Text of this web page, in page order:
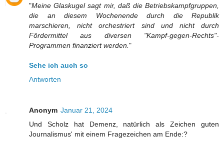
"Meine Glaskugel sagt mir, daß die Betriebskampfgruppen,
die an diesem Wochenende durch die Republik
marschieren, nicht orchestriert sind und nicht durch
Fördermittel aus diversen "Kampf-gegen-Rechts"-
Programmen finanziert werden. "
Sehe ich auch so
Antworten
Anonym Januar 21, 2024
Und Scholz hat Demenz, natürlich als Zeichen guten
Journalismus' mit einem Fragezeichen am Ende:?